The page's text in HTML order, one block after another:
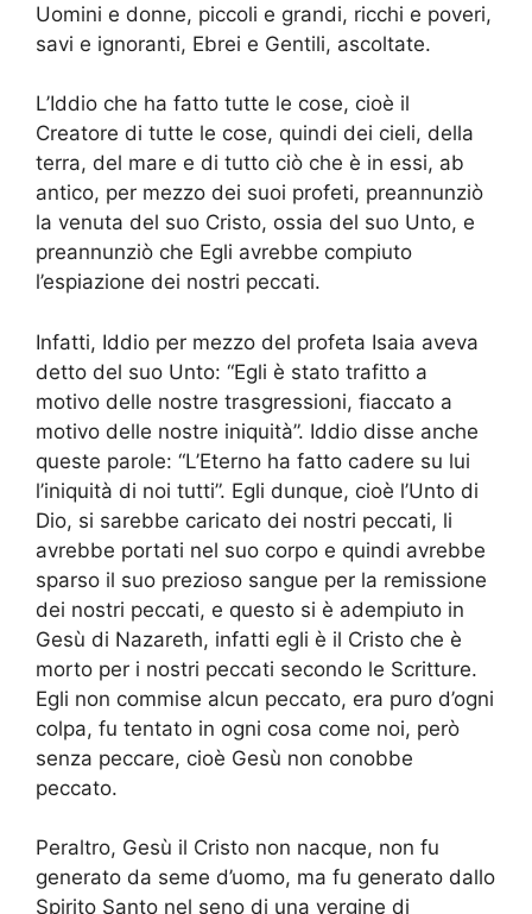
Uomini e donne, piccoli e grandi, ricchi e poveri,
savi e ignoranti, Ebrei e Gentili, ascoltate.
L’Iddio che ha fatto tutte le cose, cioè il
Creatore di tutte le cose, quindi dei cieli, della
terra, del mare e di tutto ciò che è in essi, ab
antico, per mezzo dei suoi profeti, preannunziò
la venuta del suo Cristo, ossia del suo Unto, e
preannunziò che Egli avrebbe compiuto
l’espiazione dei nostri peccati.
Infatti, Iddio per mezzo del profeta Isaia aveva
detto del suo Unto: “Egli è stato trafitto a
motivo delle nostre trasgressioni, fiaccato a
motivo delle nostre iniquità”. Iddio disse anche
queste parole: “L’Eterno ha fatto cadere su lui
l’iniquità di noi tutti”. Egli dunque, cioè l’Unto di
Dio, si sarebbe caricato dei nostri peccati, li
avrebbe portati nel suo corpo e quindi avrebbe
sparso il suo prezioso sangue per la remissione
dei nostri peccati, e questo si è adempiuto in
Gesù di Nazareth, infatti egli è il Cristo che è
morto per i nostri peccati secondo le Scritture.
Egli non commise alcun peccato, era puro d’ogni
colpa, fu tentato in ogni cosa come noi, però
senza peccare, cioè Gesù non conobbe
peccato.
Peraltro, Gesù il Cristo non nacque, non fu
generato da seme d’uomo, ma fu generato dallo
Spirito Santo nel seno di una vergine di